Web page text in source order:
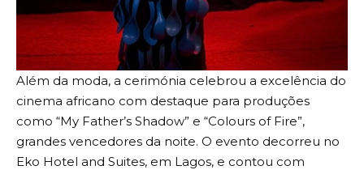
Além da moda, a cerimónia celebrou a excelência do
cinema africano com destaque para produções
como “My Father’s Shadow” e “Colours of Fire”,
grandes vencedores da noite. O evento decorreu no
Eko Hotel and Suites, em Lagos, e contou com